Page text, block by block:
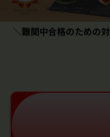
＼難関中合格のための